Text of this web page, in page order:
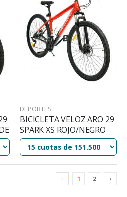
DEPORTES
BICICLETA VELOZ ARO 29
SPARK XS ROJO/NEGRO
1 2 ›